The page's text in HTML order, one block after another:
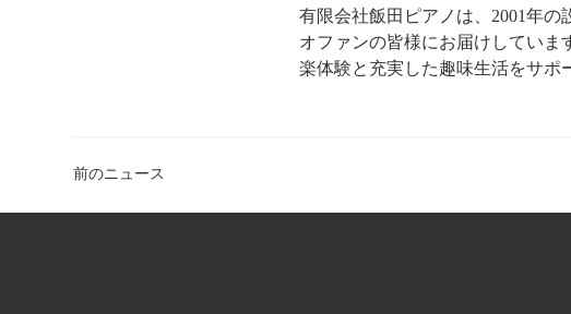
有限会社飯田ピアノは、2001年
オファンの皆様にお届けしてい
楽体験と充実した趣味生活をサポ
前のニュース